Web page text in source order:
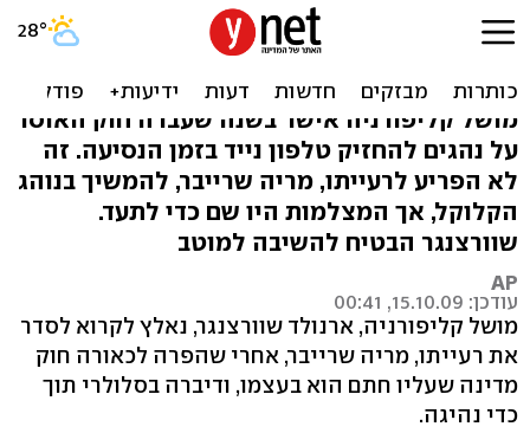
הבושות של שוורצנגר: אשתו
נהגה עם הסלולרי
מושל קליפורניה אישר בשנה שעברה חוק האוסר
על נהגים להחזיק טלפון נייד בזמן הנסיעה. זה
לא הפריע לרעייתו, מריה שרייבר, להמשיך בנוהג
הקלוקל, אך המצלמות היו שם כדי לתעד.
שוורצנגר הבטיח להשיבה למוטב
AP
עודכן: 15.10.09, 00:41
מושל קליפורניה, ארנולד שוורצנגר, נאלץ לקרוא לסדר
את רעייתו, מריה שרייבר, אחרי שהפרה לכאורה חוק
מדינה שעליו חתם הוא בעצמו, ודיברה בסלולרי תוך
כדי נהיגה.